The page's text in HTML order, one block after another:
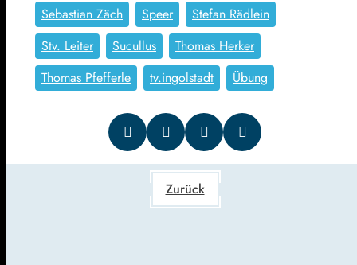
Sebastian Zäch
Speer
Stefan Rädlein
Stv. Leiter
Sucullus
Thomas Herker
Thomas Pfefferle
tv.ingolstadt Übung
Zurück